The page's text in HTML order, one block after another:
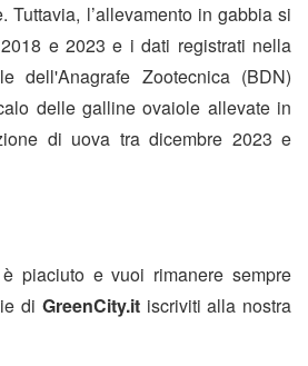
Tuttavia, l’allevamento in gabbia si
e 2023 e i dati registrati nella
dell'Anagrafe Zootecnica (BDN)
delle galline ovaiole allevate in
di uova tra dicembre 2023 e
piaciuto e vuoi rimanere sempre
di GreenCity.itiscriviti alla nostra